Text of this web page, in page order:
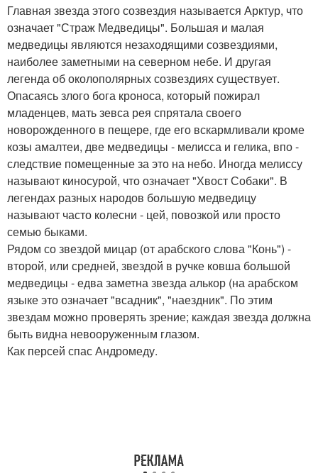
Главная звезда этого созвездия называется Арктур, что
означает "Страж Медведицы". Большая и малая
медведицы являются незаходящими созвездиями,
наиболее заметными на северном небе. И другая
легенда об околополярных созвездиях существует.
Опасаясь злого бога кроноса, который пожирал
младенцев, мать зевса рея спрятала своего
новорожденного в пещере, где его вскармливали кроме
козы амалтеи, две медведицы - мелисса и гелика, впо -
следствие помещенные за это на небо. Иногда мелиссу
называют киносурой, что означает "Хвост Собаки". В
легендах разных народов большую медведицу
называют часто колесни - цей, повозкой или просто
семью быками.
Рядом со звездой мицар (от арабского слова "Конь") -
второй, или средней, звездой в ручке ковша большой
медведицы - едва заметна звезда алькор (на арабском
языке это означает "всадник", "наездник". По этим
звездам можно проверять зрение; каждая звезда должна
быть видна невооруженным глазом.
Как персей спас Андромеду.